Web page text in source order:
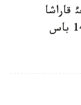
اتالمئش توپ مذشةلةرئ 2010- جئلعئ قاراشا
ايئندا تةرةكتئ، زةلةنوأ، قازتالوأ جانة اقجايئق اؤداندارئندا مال ذرلئعئمةن اينالئسقان. اتاپ ايتقاندا، 14 باس